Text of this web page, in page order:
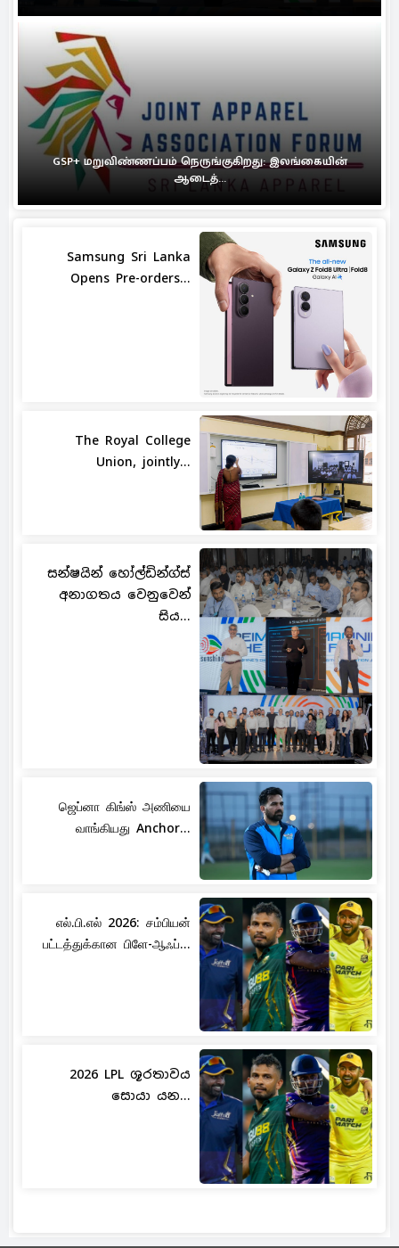
GSP+ மறுவிண்ணப்பம் நெருங்குகிறது: இலங்கையின்
ஆடைத்...
Samsung Sri Lanka
Opens Pre-orders...
The Royal College
Union, jointly...
සන්ෂයින් හෝල්ඩින්ග්ස්
අනාගතය වෙනුවෙන්
සිය...
ஜெப்னா கிங்ஸ் அணியை
வாங்கியது Anchor...
எல்.பி.எல் 2026: சம்பியன்
பட்டத்துக்கான பிளே-ஆஃப்...
2026 LPL ශූරතාවය
සොයා යන...